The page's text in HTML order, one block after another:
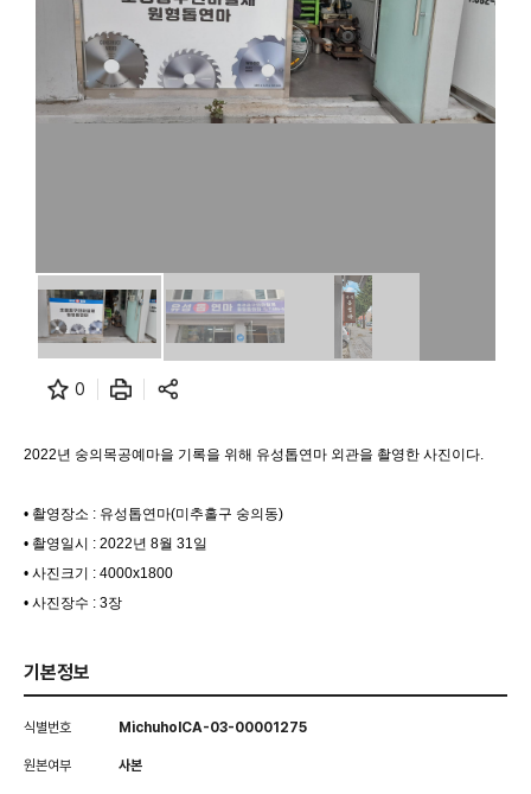
0
2022년 숭의목공예마을 기록을 위해 유성톱연마 외관을 촬영한 사진이다.
• 촬영장소 : 유성톱연마(미추홀구 숭의동)
• 촬영일시 : 2022년 8월 31일
• 사진크기 : 4000x1800
• 사진장수 : 3장
기본정보
식별번호 MichuholCA-03-00001275
원본여부 사본